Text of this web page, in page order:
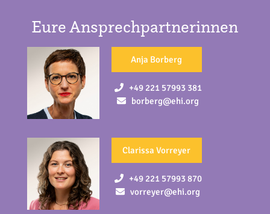
Eure Ansprechpartnerinnen
Anja Borberg
+49 221 57993 381
borberg@ehi.org
Clarissa Vorreyer
+49 221 57993 870
vorreyer@ehi.org